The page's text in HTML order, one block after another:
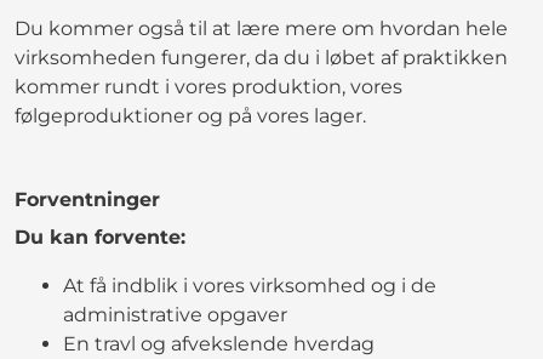
Du kommer også til at lære mere om hvordan hele
virksomheden fungerer, da du i løbet af praktikken
kommer rundt i vores produktion, vores
følgeproduktioner og på vores lager.
Forventninger
Du kan forvente:
At få indblik i vores virksomhed og i de
administrative opgaver
En travl og afvekslende hverdag